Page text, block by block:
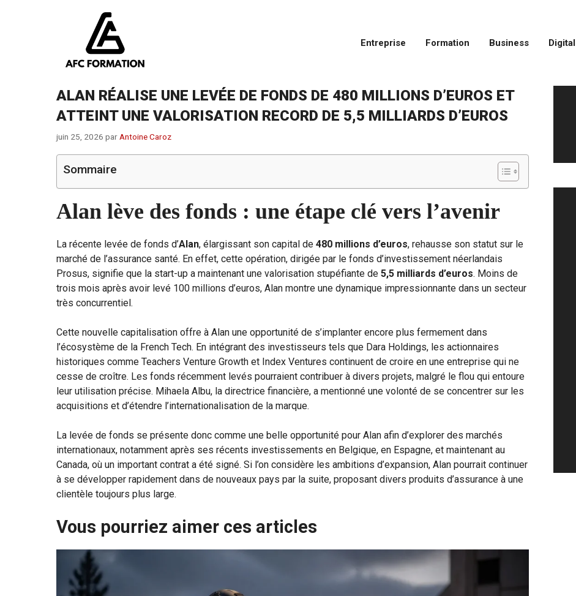
Entreprise Formation Business Digital
ALAN RÉALISE UNE LEVÉE DE FONDS DE 480 MILLIONS D’EUROS ET
ATTEINT UNE VALORISATION RECORD DE 5,5 MILLIARDS D’EUROS
juin 25, 2026 parAntoine Caroz
Sommaire
Alan lève des fonds : une étape clé vers l’avenir
La récente levée de fonds d’Alan, élargissant son capital de 480 millions d’euros, rehausse son statut sur le
marché de l’assurance santé. En effet, cette opération, dirigée par le fonds d’investissement néerlandais
Prosus, signifie que la start-up a maintenant une valorisation stupéfiante de 5,5 milliards d’euros. Moins de
trois mois après avoir levé 100 millions d’euros, Alan montre une dynamique impressionnante dans un secteur
très concurrentiel.
Cette nouvelle capitalisation offre à Alan une opportunité de s’implanter encore plus fermement dans
l’écosystème de la French Tech. En intégrant des investisseurs tels que Dara Holdings, les actionnaires
historiques comme Teachers Venture Growth et Index Ventures continuent de croire en une entreprise qui ne
cesse de croître. Les fonds récemment levés pourraient contribuer à divers projets, malgré le flou qui entoure
leur utilisation précise. Mihaela Albu, la directrice financière, a mentionné une volonté de se concentrer sur les
acquisitions et d’étendre l’internationalisation de la marque.
La levée de fonds se présente donc comme une belle opportunité pour Alan afin d’explorer des marchés
internationaux, notamment après ses récents investissements en Belgique, en Espagne, et maintenant au
Canada, où un important contrat a été signé. Si l’on considère les ambitions d’expansion, Alan pourrait continuer
à se développer rapidement dans de nouveaux pays par la suite, proposant divers produits d’assurance à une
clientèle toujours plus large.
Vous pourriez aimer ces articles